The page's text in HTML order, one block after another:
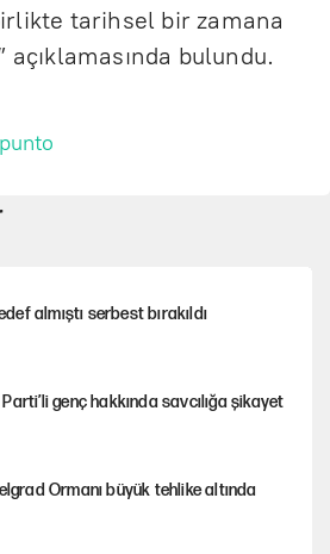
tarihsel bir zamana
açıklamasında bulundu.
almıştı serbest bırakıldı
genç hakkında savcılığa şikayet
Ormanı büyük tehlike altında